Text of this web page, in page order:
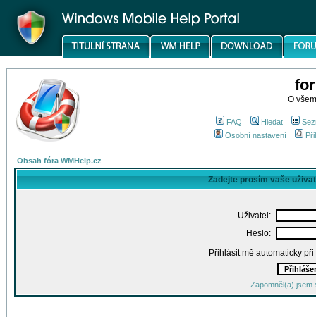
O
FAQ Hledat
Osobní nastavení
Obsah fóra WMHelp.cz
Zadejte prosím vaše
Uživatel:
Heslo:
Přihlásit mě automaticky
Zapomněl(a) jsem